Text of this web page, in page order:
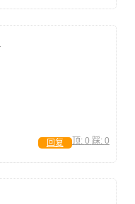
顶: 0 踩: 0
回复